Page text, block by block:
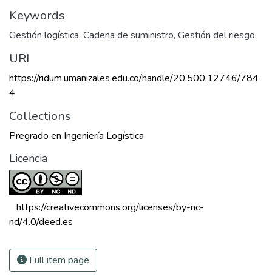
Keywords
Gestión logística, Cadena de suministro, Gestión del riesgo
URI
https://ridum.umanizales.edu.co/handle/20.500.12746/784
4
Collections
Pregrado en Ingeniería Logística
Licencia
https://creativecommons.org/licenses/by-nc-
nd/4.0/deed.es
Full item page